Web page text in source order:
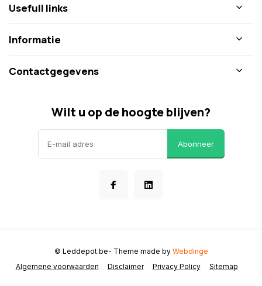
Usefull links
Informatie
Contactgegevens
Wilt u op de hoogte blijven?
Abonneer
Algemene voorwaarden Disclaimer Privacy Policy Sitemap
© Leddepot.be- Theme made by Webdinge